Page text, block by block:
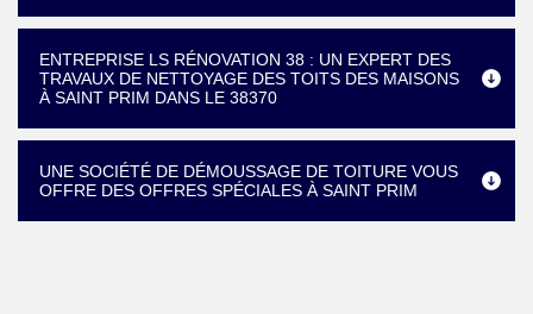
ENTREPRISE LS RÉNOVATION 38 : UN EXPERT DES
TRAVAUX DE NETTOYAGE DES TOITS DES MAISONS
À SAINT PRIM DANS LE 38370
UNE SOCIÉTÉ DE DÉMOUSSAGE DE TOITURE VOUS
OFFRE DES OFFRES SPÉCIALES À SAINT PRIM